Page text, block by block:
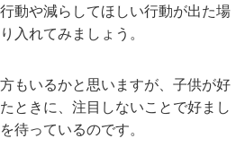
動や減らしてほしい行動が出た場
入れてみましょう。
もいるかと思いますが、子供が好
ときに、注目しないことで好まし
待っているのです。